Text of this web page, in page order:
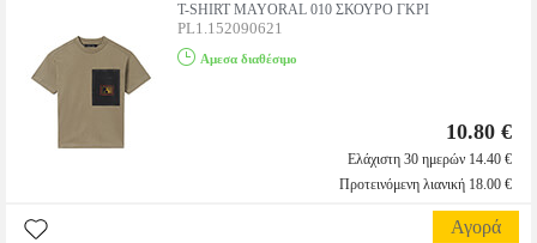
T-SHIRT MAYORAL 010 ΣΚΟΥΡΟ ΓΚΡΙ
PL1.152090621
Αμεσα διαθέσιμο
10.80 €
Ελάχιστη 30 ημερών 14.40 €
Προτεινόμενη λιανική 18.00 €
Αγορά